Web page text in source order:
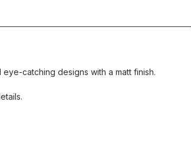
catching designs with a matt finish.